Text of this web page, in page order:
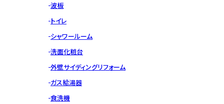
波板
トイレ
シャワールーム
洗面化粧台
外壁サイディングリフォーム
ガス給湯器
食洗機